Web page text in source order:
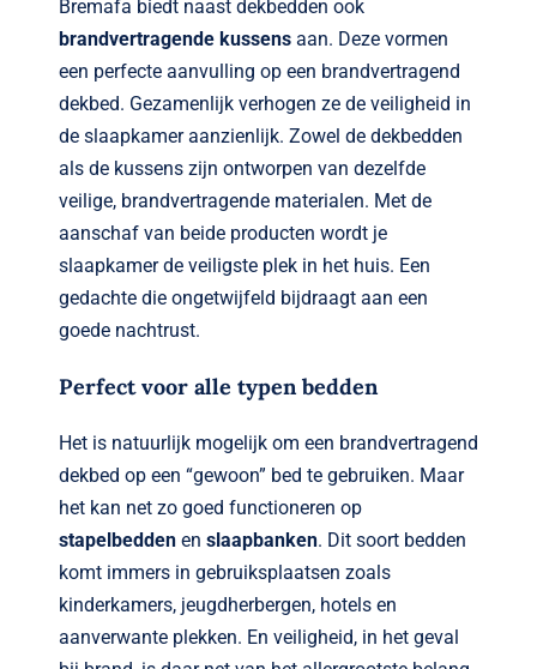
Bremafa biedt naast dekbedden ook
brandvertragende kussensaan. Deze vormen
een perfecte aanvulling op een brandvertragend
dekbed. Gezamenlijk verhogen ze de veiligheid in
de slaapkamer aanzienlijk. Zowel de dekbedden
als de kussens zijn ontworpen van dezelfde
veilige, brandvertragende materialen. Met de
aanschaf van beide producten wordt je
slaapkamer de veiligste plek in het huis. Een
gedachte die ongetwijfeld bijdraagt aan een
goede nachtrust.
Perfect voor alle typen bedden
Het is natuurlijk mogelijk om een brandvertragend
dekbed op een “gewoon” bed te gebruiken. Maar
het kan net zo goed functioneren op
stapelbeddenen slaapbanken. Dit soort bedden
komt immers in gebruiksplaatsen zoals
kinderkamers, jeugdherbergen, hotels en
aanverwante plekken. En veiligheid, in het geval